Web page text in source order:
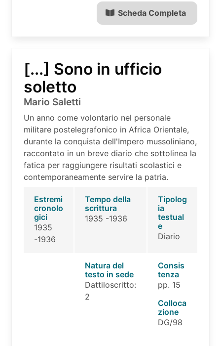
Scheda Completa
[...] Sono in ufficio
soletto
Mario Saletti
Un anno come volontario nel personale
militare postelegrafonico in Africa Orientale,
durante la conquista dell'Impero mussoliniano,
raccontato in un breve diario che sottolinea la
fatica per raggiungere risultati scolastici e
contemporaneamente servire la patria.
Estremi
cronolo
gici
1935
-1936
Tempo della
scrittura
1935 -1936
Tipolog
ia
testual
e
Diario
Natura del
testo in sede
Dattiloscritto:
2
Consis
tenza
pp. 15
Colloca
zione
DG/98